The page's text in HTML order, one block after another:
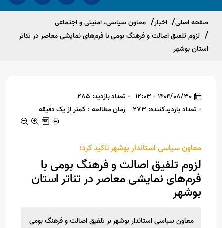
صفحه اصلی اخبار
معاون سیاسی، امنیتی و اجتماعی
لزوم تلفیق اصالت و فرهنگ بومی با فرم‌های نمایشی معاصر در تئاتر
استان بوشهر
1404/08/30 - 12:03
- تعداد بازدید: 285
- تعداد بازدیدکننده: 273
زمان مطالعه : کمتر از یک دقیقه
معاون سیاسی استاندار بوشهر تاکید کرد؛
لزوم تلفیق اصالت و فرهنگ بومی با
فرم‌های نمایشی معاصر در تئاتر استان
بوشهر
معاون سیاسی استاندار بوشهر بر تلفیق اصالت و فرهنگ بومی